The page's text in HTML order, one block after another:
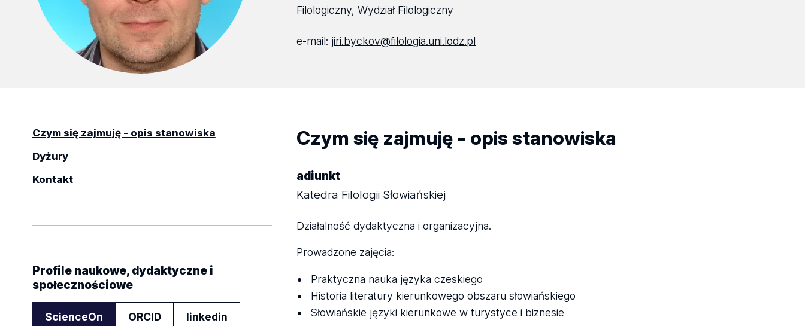
Filologiczny, Wydział Filologiczny
e-mail: jiri.byckov@filologia.uni.lodz.pl
Czym się zajmuję - opis stanowiska
Dyżury
Kontakt
Profile naukowe, dydaktyczne i
społecznościowe
ScienceOn ORCID linkedin
Czym się zajmuję - opis stanowiska
adiunkt
Katedra Filologii Słowiańskiej
Działalność dydaktyczna i organizacyjna.
Prowadzone zajęcia:
Praktyczna nauka języka czeskiego
Historia literatury kierunkowego obszaru słowiańskiego
Słowiańskie języki kierunkowe w turystyce i biznesie